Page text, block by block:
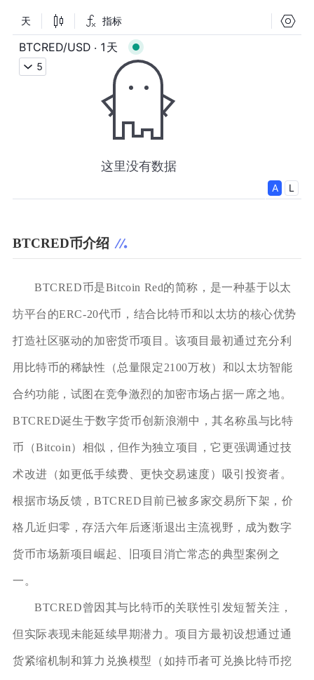
BTCRED币介绍
BTCRED币是Bitcoin Red的简称，是一种基于以太
坊平台的ERC-20代币，结合比特币和以太坊的核心优势
打造社区驱动的加密货币项目。该项目最初通过充分利
用比特币的稀缺性（总量限定2100万枚）和以太坊智能
合约功能，试图在竞争激烈的加密市场占据一席之地。
BTCRED诞生于数字货币创新浪潮中，其名称虽与比特
币（Bitcoin）相似，但作为独立项目，它更强调通过技
术改进（如更低手续费、更快交易速度）吸引投资者。
根据市场反馈，BTCRED目前已被多家交易所下架，价
格几近归零，存活六年后逐渐退出主流视野，成为数字
货币市场新项目崛起、旧项目消亡常态的典型案例之
一。
BTCRED曾因其与比特币的关联性引发短暂关注，
但实际表现未能延续早期潜力。项目方最初设想通过通
货紧缩机制和算力兑换模型（如持币者可兑换比特币挖